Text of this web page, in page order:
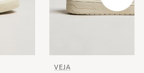
VEJA